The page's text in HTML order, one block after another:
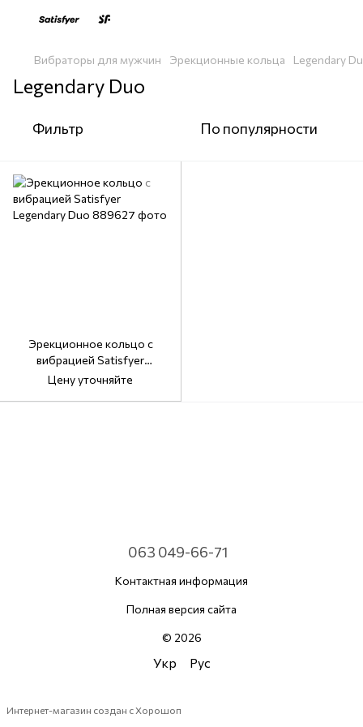
Вибраторы для мужчин Эрекционные кольца Legendary
Legendary Duo
Фильтр По популярности
Эрекционное кольцо с
вибрацией Satisfyer
Legendary Duo
Цену уточняйте
063 049-66-71
Контактная информация
Полная версия сайта
© 2026
Укр Рус
Интернет-магазин создан с Хорошоп